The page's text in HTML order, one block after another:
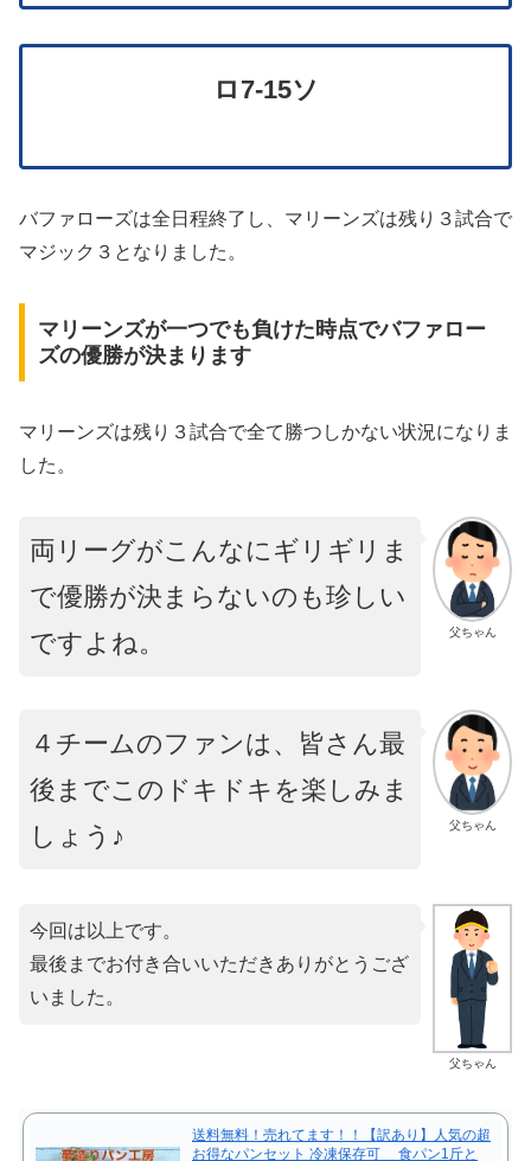
ロ7-15ソ
バファローズは全日程終了し、マリーンズは残り３試合で
マジック３となりました。
マリーンズが一つでも負けた時点でバファロー
ズの優勝が決まります
マリーンズは残り３試合で全て勝つしかない状況になりま
した。
父ちゃん
両リーグがこんなにギリギリま
で優勝が決まらないのも珍しい
ですよね。
父ちゃん
４チームのファンは、皆さん最
後までこのドキドキを楽しみま
しょう♪
父ちゃん
今回は以上です。
最後までお付き合いいただきありがとうござ
いました。
送料無料！売れてます！！【訳あり】人気の超
お得なパンセット 冷凍保存可 食パン1斤と